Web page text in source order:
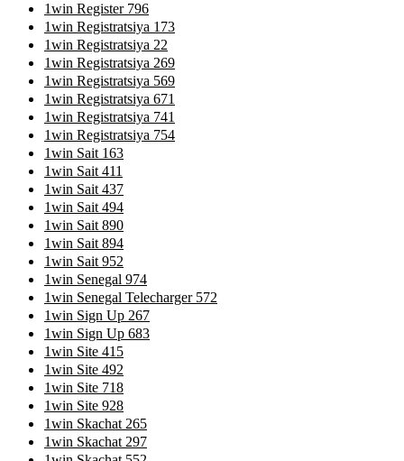
1win Register 796
1win Registratsiya 173
1win Registratsiya 22
1win Registratsiya 269
1win Registratsiya 569
1win Registratsiya 671
1win Registratsiya 741
1win Registratsiya 754
1win Sait 163
1win Sait 411
1win Sait 437
1win Sait 494
1win Sait 890
1win Sait 894
1win Sait 952
1win Senegal 974
1win Senegal Telecharger 572
1win Sign Up 267
1win Sign Up 683
1win Site 415
1win Site 492
1win Site 718
1win Site 928
1win Skachat 265
1win Skachat 297